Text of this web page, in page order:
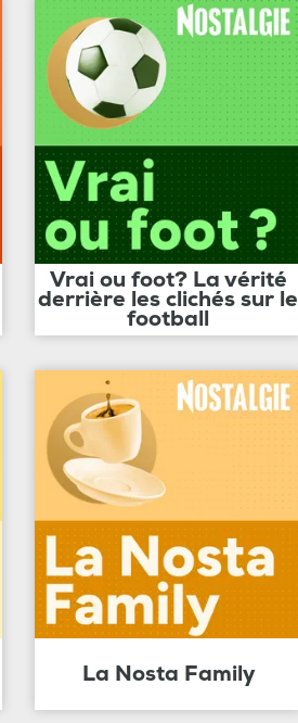
Vrai ou foot? La vérité
derrière les clichés sur le
football
La Nosta Family